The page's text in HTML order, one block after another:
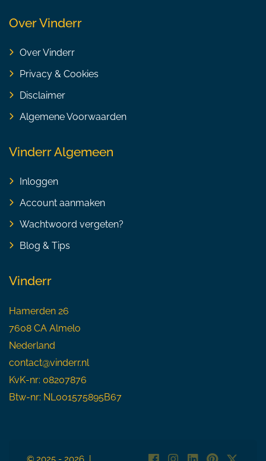
Over Vinderr
Over Vinderr
Privacy & Cookies
Disclaimer
Algemene Voorwaarden
Vinderr Algemeen
Inloggen
Account aanmaken
Wachtwoord vergeten?
Blog & Tips
Vinderr
Hamerden 26
7608 CA Almelo
Nederland
contact@vinderr.nl
KvK-nr: 08207876
Btw-nr: NL001575895B67